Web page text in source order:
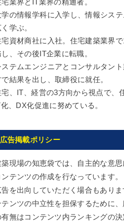
宅業界とIT業界の精通者。
学の情報学科に入学し、情報シス
学ぶ。
宅資材商社に入社。住宅建築業界
し、その後IT企業に転職。
ステムエンジニアとコンサルタン
で結果を出し、取締役に就任。
宅、IT、経営の3方向から視点で、
、DX化促進に努めている。
広告掲載ポリシー
築現場の知恵袋では、自主的な意思
ンテンツの作成を行なっています。
告を出向していただく場合もありま
テンツの中立性を担保するために
有無はコンテンツ内ランキングの決